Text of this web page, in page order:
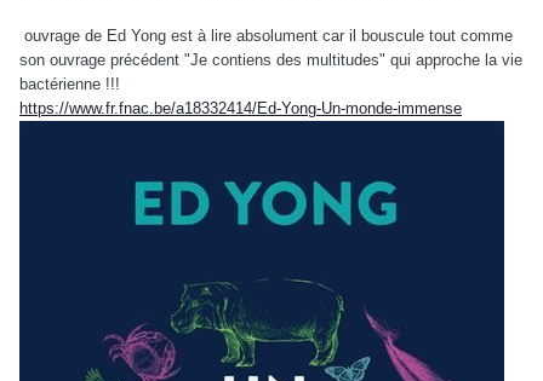
ouvrage de Ed Yong est à lire absolument car il bouscule tout comme
son ouvrage précédent "Je contiens des multitudes" qui approche la vie
bactérienne !!!
https://www.fr.fnac.be/a18332414/Ed-Yong-Un-monde-immense